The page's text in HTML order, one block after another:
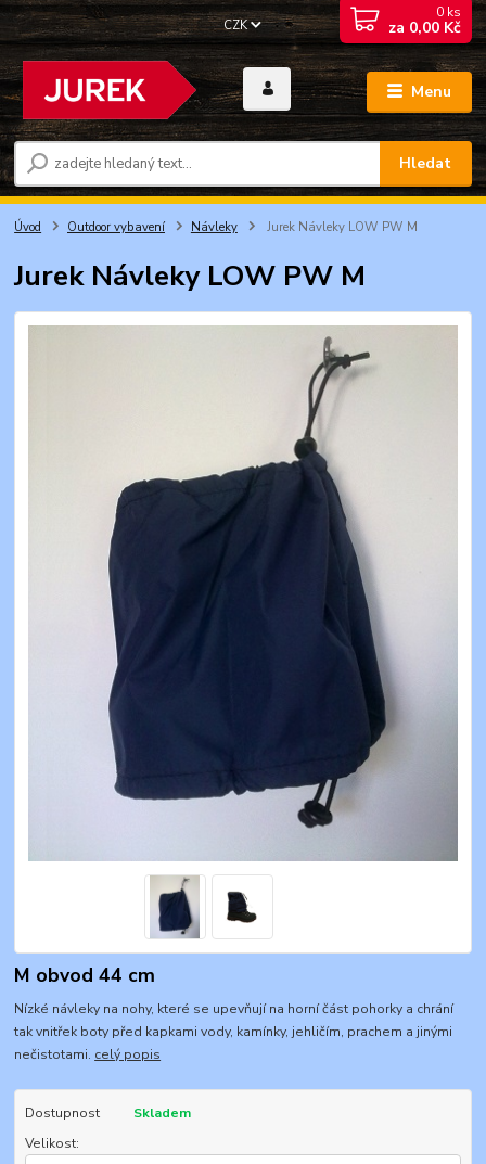
Menu
CZK
Hledat
0 ks
za 0,00 Kč
Úvod Outdoor vybavení Návleky Jurek Návleky LOW PW M
Jurek Návleky LOW PW M
M obvod 44 cm
Nízké návleky na nohy, které se upevňují na horní část pohorky a chrání
tak vnitřek boty před kapkami vody, kamínky, jehličím, prachem a jinými
nečistotami. celý popis
Dostupnost
Skladem
Velikost: